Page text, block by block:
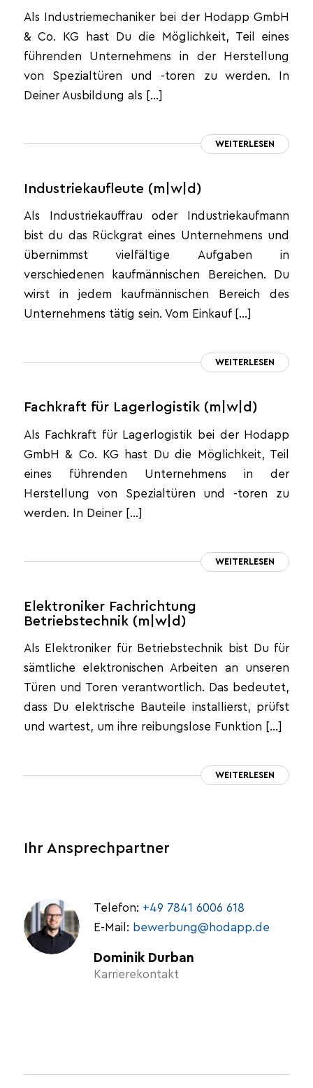
Als Industriemechaniker bei der Hodapp GmbH
& Co. KG hast Du die Möglichkeit, Teil eines
führenden Unternehmens in der Herstellung
von Spezialtüren und -toren zu werden. In
Deiner Ausbildung als […]
WEITERLESEN
Industriekaufleute (m|w|d)
Als Industriekauffrau oder Industriekaufmann
bist du das Rückgrat eines Unternehmens und
übernimmst vielfältige Aufgaben in
verschiedenen kaufmännischen Bereichen. Du
wirst in jedem kaufmännischen Bereich des
Unternehmens tätig sein. Vom Einkauf […]
WEITERLESEN
Fachkraft für Lagerlogistik (m|w|d)
Als Fachkraft für Lagerlogistik bei der Hodapp
GmbH & Co. KG hast Du die Möglichkeit, Teil
eines führenden Unternehmens in der
Herstellung von Spezialtüren und -toren zu
werden. In Deiner […]
WEITERLESEN
Elektroniker Fachrichtung
Betriebstechnik (m|w|d)
Als Elektroniker für Betriebstechnik bist Du für
sämtliche elektronischen Arbeiten an unseren
Türen und Toren verantwortlich. Das bedeutet,
dass Du elektrische Bauteile installierst, prüfst
und wartest, um ihre reibungslose Funktion […]
WEITERLESEN
Ihr Ansprechpartner
Telefon: +49 7841 6006 618
E-Mail: bewerbung@hodapp.de
Dominik Durban
Karrierekontakt